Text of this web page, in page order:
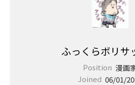
ふっくらボリサ
Position 漫画
Joined 06/01/